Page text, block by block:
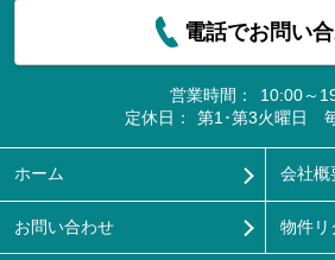
電話でお問い
営業時間：
10:00～
定休日：
第1･第3火曜日
ホーム 会社概
お問い合わせ 物件リ